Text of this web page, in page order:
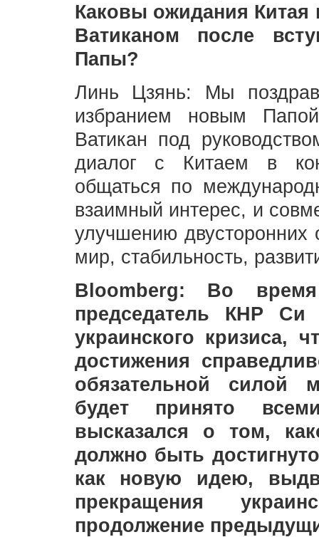
Каковы ожидания Китая
Ватиканом после
Папы?
Линь Цзянь: Мы
избранием новым
Ватикан под
диалог с Китаем в
общаться по
взаимный интерес, и
улучшению двусторонних
мир, стабильность,
Bloomberg: Во
председатель КНР
украинского кризиса,
достижения
обязательной силой
будет принято
высказался о том,
должно быть
как новую идею,
прекращения
продолжение